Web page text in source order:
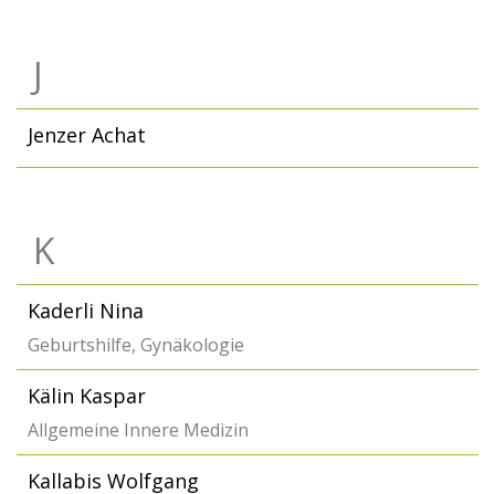
J
Jenzer Achat
K
Kaderli Nina
Geburtshilfe, Gynäkologie
Kälin Kaspar
Allgemeine Innere Medizin
Kallabis Wolfgang